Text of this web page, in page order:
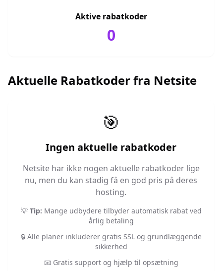
Aktive rabatkoder
0
Aktuelle Rabatkoder fra Netsite
🎯
Ingen aktuelle rabatkoder
Netsitehar ikke nogen aktuelle rabatkoder lige
nu, men du kan stadig få en god pris på deres
hosting.
💡 Tip: Mange udbydere tilbyder automatisk rabat ved
årlig betaling
🔒 Alle planer inkluderer gratis SSL og grundlæggende
sikkerhed
📧 Gratis support og hjælp til opsætning